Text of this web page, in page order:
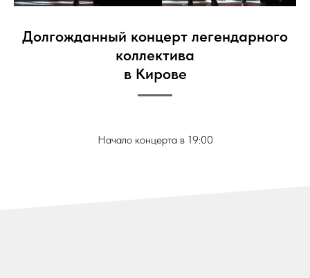
Долгожданный концерт легендарного
коллектива
в Кирове
Начало концерта в 19:00